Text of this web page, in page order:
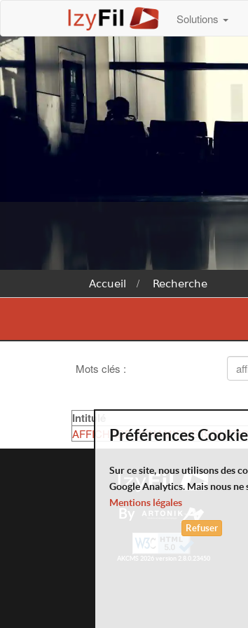
Solutions
Accueil Recherche
Mots clés :
Intitulé
AFFICHAGE DYNAMIQUE
By
AKCMS 2026 version 2.8.0.23450
Préférences
Sur ce site, nous utilisons des
Google Analytics. Mais nous ne
Mentions légales
Refuser